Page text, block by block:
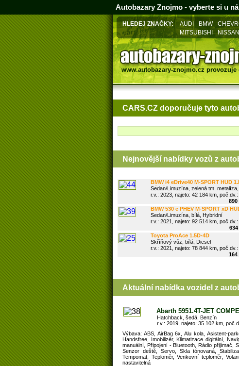
Autobazary Znojmo - vyberte si u
HLEDEJ ZNAČKY: AUDI BMW
MITSUBISHI
NISSAN
www.autobazary-znojmo.czprovozuje
CARS.CZ doporučuje tyto
Nejnovější nabídky vozů z
BMW i4 eDrive40 M-SPORT HUD
TAŽNÉ
Sedan/Limuzína, zelená tm.
r.v.: 2023, najeto: 42 184 km, poč.dv.:
890
BMW 530 e PHEV M-SPORT xD
Sedan/Limuzína, bílá, Hybridní
r.v.: 2021, najeto: 92 514 km, poč.dv.:
Toyota ProAce 1.5D-4D
75kW*L2H1*CZ*78tisKM
Skříňový vůz, bílá, Diesel
r.v.: 2021, najeto: 78 844 km, poč.dv.:
164
Aktuální nabídka vozidel z
Abarth 5951.4T-JET
Hatchback, šedá, Benzín
r.v.: 2019, najeto: 35 102 km,
Výbava: ABS, AirBag 6x, Alu kola, Asistent-
Handsfree, Imobilizér, Klimatizace digitální,
manuální, Připojení - Bluetooth, Rádio přijímač,
Senzor deště, Servo, Skla tónovaná,
Tempomat, Teploměr, Venkovní teploměr,
nastavitelná